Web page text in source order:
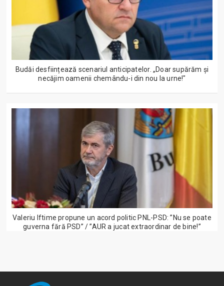
Budăi desființează scenariul anticipatelor. „Doar supărăm și
necăjim oamenii chemându-i din nou la urne!"
Valeriu Iftime propune un acord politic PNL-PSD: ”Nu se poate
guverna fără PSD” / ”AUR a jucat extraordinar de bine!”